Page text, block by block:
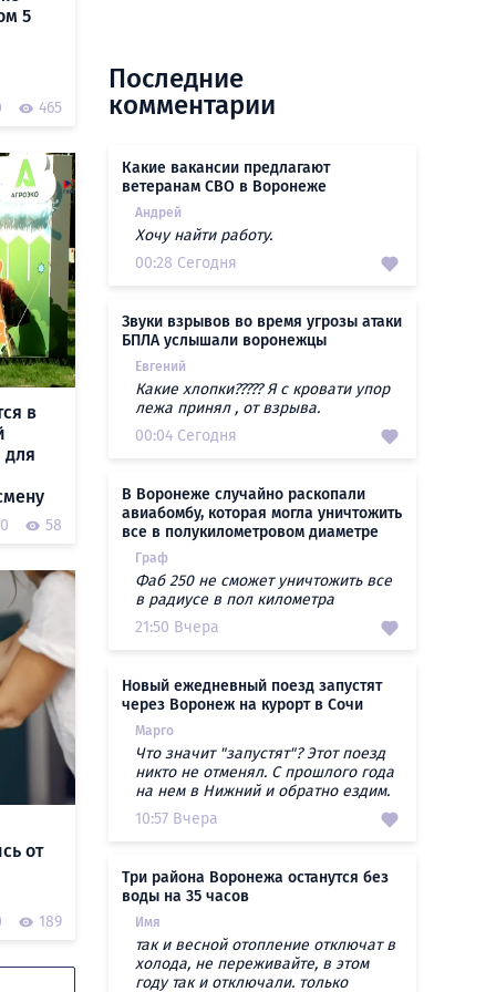
5
465
в
для
0 58
от
189
Последние
комментарии
Какие вакансии предлагают
ветеранам СВО в Воронеже
Андрей
Хочу найти работу.
00:28 Сегодня
Звуки взрывов во время угрозы атаки
БПЛА услышали воронежцы
Евгений
Какие хлопки????? Я с кровати упор
лежа принял , от взрыва.
00:04 Сегодня
В Воронеже случайно раскопали
авиабомбу, которая могла уничтожить
все в полукилометровом диаметре
Граф
Фаб 250 не сможет уничтожить все
в радиусе в пол километра
21:50 Вчера
Новый ежедневный поезд запустят
через Воронеж на курорт в Сочи
Марго
Что значит "запустят"? Этот поезд
никто не отменял. С прошлого года
на нем в Нижний и обратно ездим.
10:57 Вчера
Три района Воронежа останутся без
воды на 35 часов
Имя
так и весной отопление отключат в
холода, не переживайте, в этом
году так и отключали. только